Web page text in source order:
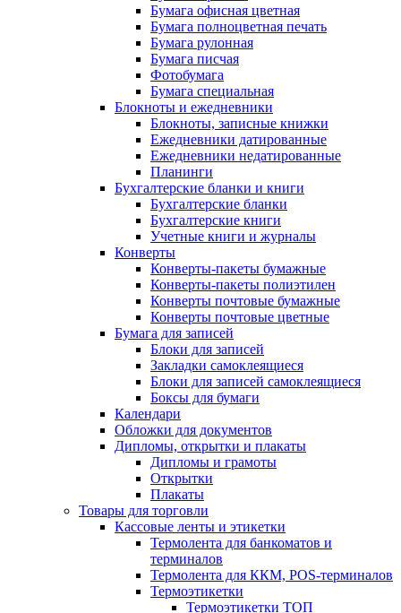
Бумага офисная цветная
Бумага полноцветная печать
Бумага рулонная
Бумага писчая
Фотобумага
Бумага специальная
Блокноты и ежедневники
Блокноты, записные книжки
Ежедневники датированные
Ежедневники недатированные
Планинги
Бухгалтерские бланки и книги
Бухгалтерские бланки
Бухгалтерские книги
Учетные книги и журналы
Конверты
Конверты-пакеты бумажные
Конверты-пакеты полиэтилен
Конверты почтовые бумажные
Конверты почтовые цветные
Бумага для записей
Блоки для записей
Закладки самоклеящиеся
Блоки для записей самоклеящиеся
Боксы для бумаги
Календари
Обложки для документов
Дипломы, открытки и плакаты
Дипломы и грамоты
Открытки
Плакаты
Товары для торговли
Кассовые ленты и этикетки
Термолента для банкоматов и
терминалов
Термолента для ККМ, POS-терминалов
Термоэтикетки
Термоэтикетки ТОП